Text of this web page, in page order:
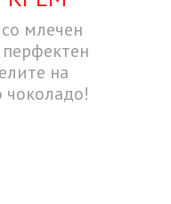
млечен
на
чоколадо!